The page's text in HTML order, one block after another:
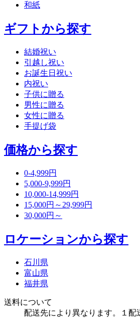
和紙
ギフトから探す
結婚祝い
引越し祝い
お誕生日祝い
内祝い
子供に贈る
男性に贈る
女性に贈る
手提げ袋
価格から探す
0-4,999円
5,000-9,999円
10,000-14,999円
15,000円～29,999円
30,000円～
ロケーションから探す
石川県
富山県
福井県
送料について
配送先により異なります。１配